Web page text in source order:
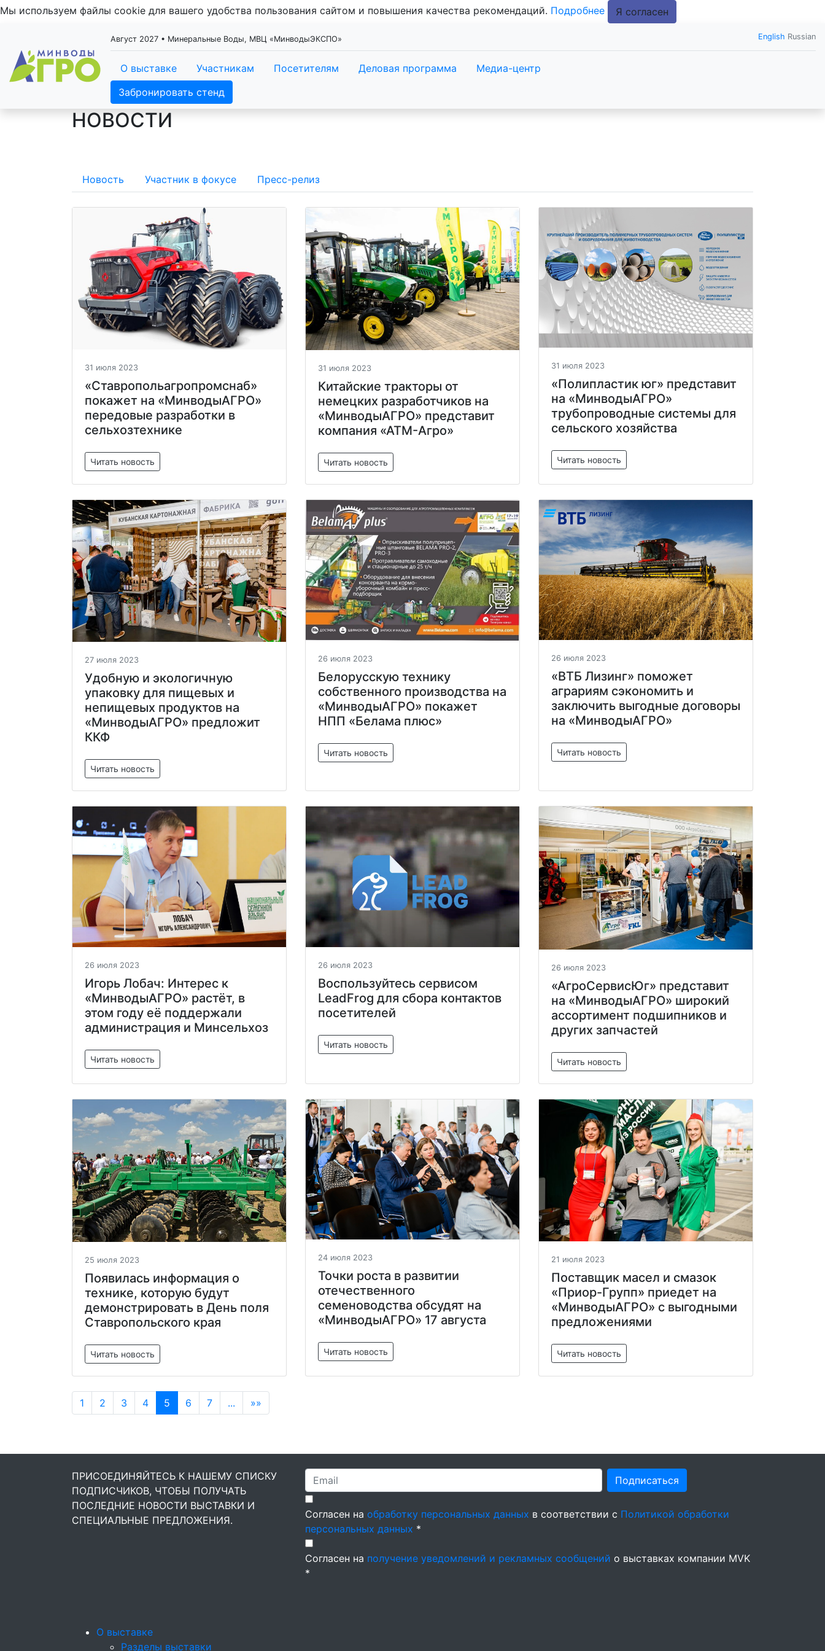
Мы используем файлы cookie для вашего удобства пользования сайтом и повышения качества рекомендаций. Подробнее Я согласен
Август 2027 • Минеральные Воды, МВЦ «МинводыЭКСПО» English Russian
О выставке Участникам Посетителям Деловая программа
Медиа-центр
Забронировать стенд
НОВОСТИ
Новость Участник в фокусе Пресс-релиз
31 июля 2023
«Ставропольагропромснаб»
покажет на «МинводыАГРО»
передовые разработки в
сельхозтехнике
Читать новость
31 июля 2023
Китайские тракторы от
немецких разработчиков на
«МинводыАГРО» представит
компания «АТМ-Агро»
Читать новость
31 июля 2023
«Полипластик юг» представит
на «МинводыАГРО»
трубопроводные системы для
сельского хозяйства
Читать новость
27 июля 2023
Удобную и экологичную
упаковку для пищевых и
непищевых продуктов на
«МинводыАГРО» предложит
ККФ
Читать новость
26 июля 2023
Белорусскую технику
собственного производства на
«МинводыАГРО» покажет
НПП «Белама плюс»
Читать новость
26 июля 2023
«ВТБ Лизинг» поможет
аграриям сэкономить и
заключить выгодные договоры
на «МинводыАГРО»
Читать новость
26 июля 2023
Игорь Лобач: Интерес к
«МинводыАГРО» растёт, в
этом году её поддержали
администрация и Минсельхоз
Читать новость
26 июля 2023
Воспользуйтесь сервисом
LeadFrog для сбора контактов
посетителей
Читать новость
26 июля 2023
«АгроСервисЮг» представит
на «МинводыАГРО» широкий
ассортимент подшипников и
других запчастей
Читать новость
25 июля 2023
Появилась информация о
технике, которую будут
демонстрировать в День поля
Ставропольского края
Читать новость
24 июля 2023
Точки роста в развитии
отечественного
семеноводства обсудят на
«МинводыАГРО» 17 августа
Читать новость
21 июля 2023
Поставщик масел и смазок
«Приор-Групп» приедет на
«МинводыАГРО» с выгодными
предложениями
Читать новость
1 2 3 4 5 6 7 ... »»
ПРИСОЕДИНЯЙТЕСЬ К НАШЕМУ СПИСКУ
ПОДПИСЧИКОВ, ЧТОБЫ ПОЛУЧАТЬ
ПОСЛЕДНИЕ НОВОСТИ ВЫСТАВКИ И
СПЕЦИАЛЬНЫЕ ПРЕДЛОЖЕНИЯ.
Подписаться
Согласен на обработку персональных данных в соответствии с Политикой обработки
персональных данных *
Согласен на получение уведомлений и рекламных сообщений о выставках компании MVK
*
О выставке
Разделы выставки